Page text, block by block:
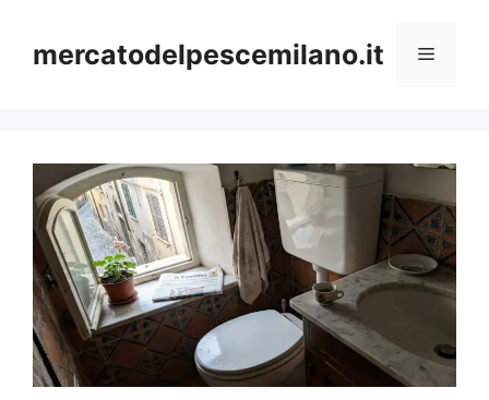
contenuto
mercatodelpescemilano.it Menu